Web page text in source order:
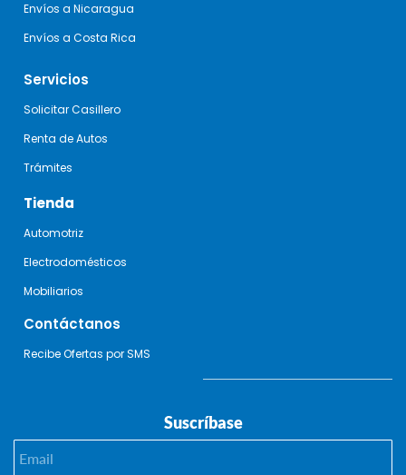
Envíos a Nicaragua
Envíos a Costa Rica
Servicios
Solicitar Casillero
Renta de Autos
Trámites
Tienda
Automotriz
Electrodomésticos
Mobiliarios
Contáctanos
Recibe Ofertas por SMS
Suscríbase